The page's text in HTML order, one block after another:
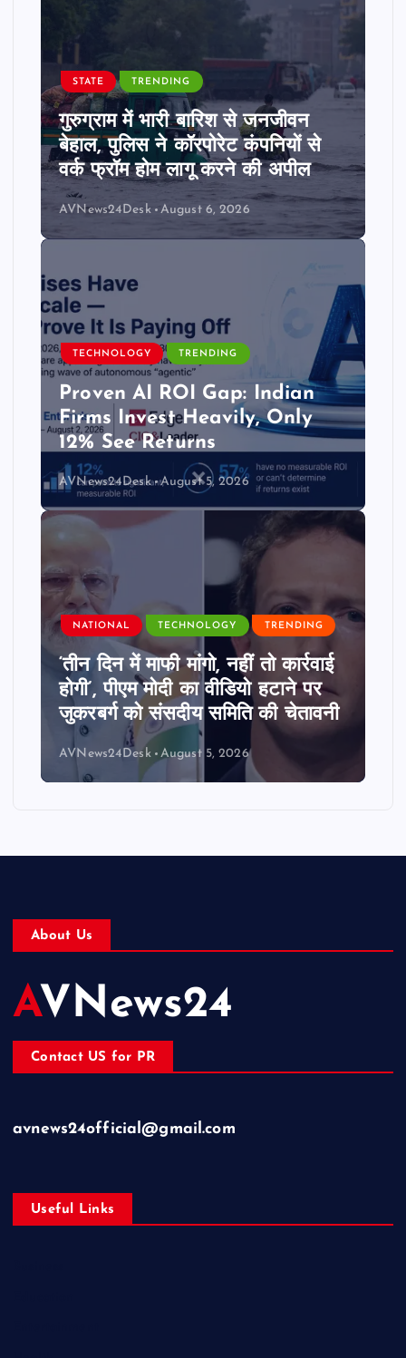
STATE TRENDING
गुरुग्राम में भारी बारिश से जनजीवन
बेहाल, पुलिस ने कॉरपोरेट कंपनियों से
वर्क फ्रॉम होम लागू करने की अपील
AVNews24Desk August 6, 2026
TECHNOLOGY TRENDING
Proven AI ROI Gap: Indian
Firms Invest Heavily, Only
12% See Returns
AVNews24Desk August 5, 2026
NATIONAL TECHNOLOGY TRENDING
‘तीन दिन में माफी मांगो, नहीं तो कार्रवाई
होगी’, पीएम मोदी का वीडियो हटाने पर
जुकरबर्ग को संसदीय समिति की चेतावनी
AVNews24Desk August 5, 2026
About Us
AVNews24
Contact US for PR
avnews24official@gmail.com
Useful Links